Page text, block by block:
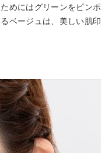
めにはグリーンをピンポ
ベージュは、美しい肌印